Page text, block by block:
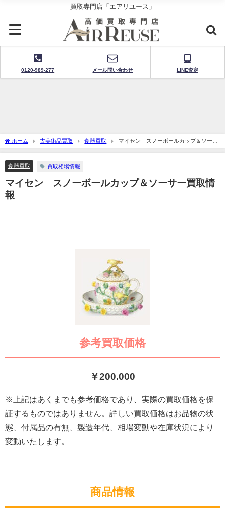
買取専門店「エアリユース」
0120-989-277 メール問い合わせ LINE査定
ホーム 古美術品買取 食器買取
マイセン スノーボールカップ＆ソーサ
ー買取情報
食器買取 買取相場情報
マイセン スノーボールカップ＆ソーサー買取情
報
参考買取価格
￥200.000
※上記はあくまでも参考価格であり、実際の買取価格を保
証するものではありません。詳しい買取価格はお品物の状
態、付属品の有無、製造年代、相場変動や在庫状況により
変動いたします。
商品情報